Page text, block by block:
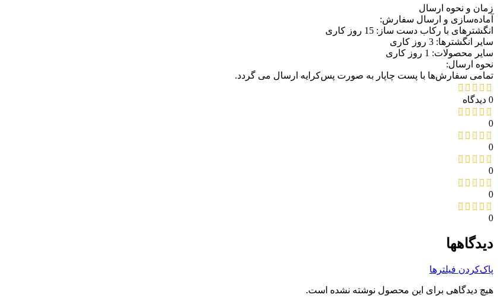
زمان و نحوه ارسال
آماده‌سازی و ارسال سفارش:
انگشترهای با رکاب دست ساز: 15 روز کاری
سایر انگشترها: 3 روز کاری
سایر محصولات: 1 روز کاری
نحوه ارسال:
تمامی سفارش‌ها با پست چاپار به صورت پس‌کرایه ارسال می گردد.
0 دیدگاه
0
0
0
0
0
دیدگاهها
پاک‌کردن فیلترها
هیچ دیدگاهی برای این محصول نوشته نشده است.